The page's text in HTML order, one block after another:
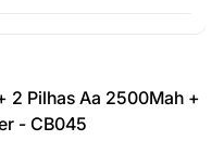
2 Pilhas Aa 2500Mah +
- CB045